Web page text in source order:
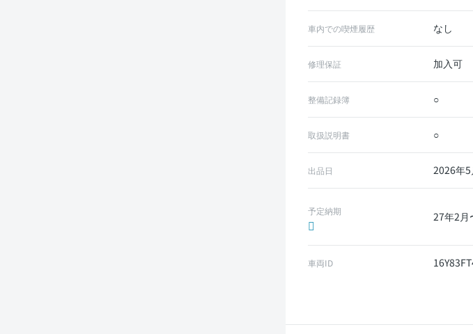
車内での喫煙履歴 なし
修理保証 加入可
整備記録簿 ○
取扱説明書 ○
出品日 2026年5
予定納期 27年2月
車両ID